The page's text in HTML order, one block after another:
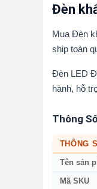
Đèn
Mua Đèn
ship toàn
Đèn LED
hành, hỗ
Thông
THÔNG
Tên sản
Mã SKU